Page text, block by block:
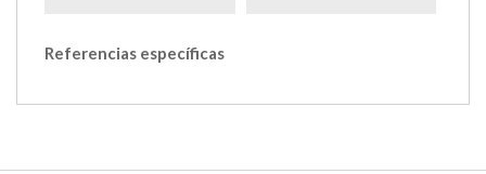
Referencias específicas